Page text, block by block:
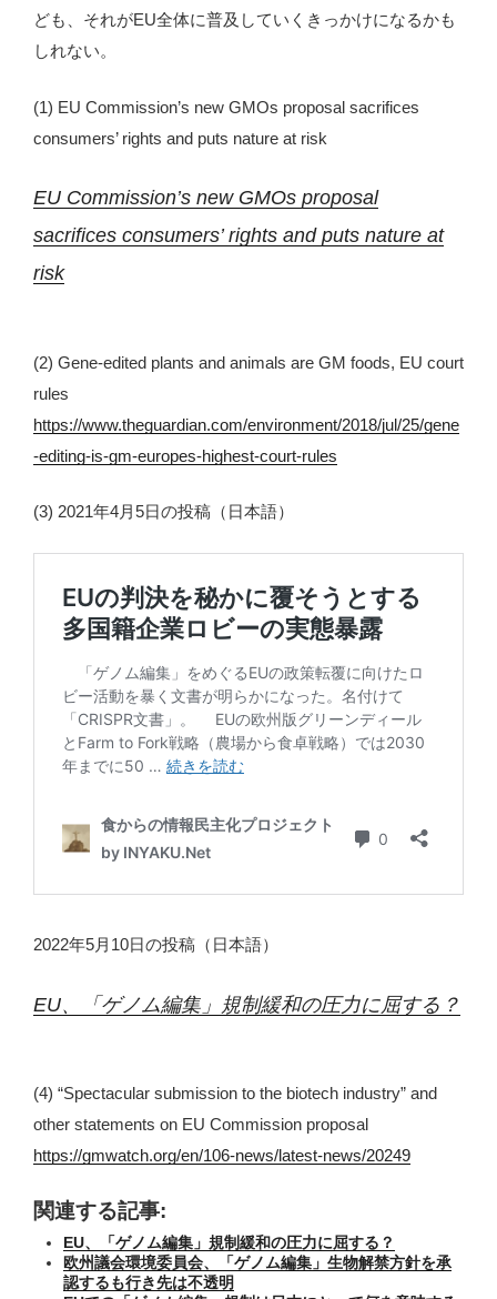
ども、それがEU全体に普及していくきっかけになるかも
しれない。
(1) EU Commission’s new GMOs proposal sacrifices
consumers’ rights and puts nature at risk
EU Commission’s new GMOs proposal
sacrifices consumers’ rights and puts nature at
risk
(2) Gene-edited plants and animals are GM foods, EU court
rules
https://www.theguardian.com/environment/2018/jul/25/gene
-editing-is-gm-europes-highest-court-rules
(3) 2021年4月5日の投稿（日本語）
2022年5月10日の投稿（日本語）
EU、「ゲノム編集」規制緩和の圧力に屈する？
(4) “Spectacular submission to the biotech industry” and
other statements on EU Commission proposal
https://gmwatch.org/en/106-news/latest-news/20249
関連する記事:
EU、「ゲノム編集」規制緩和の圧力に屈する？
欧州議会環境委員会、「ゲノム編集」生物解禁方針を承
認するも行き先は不透明